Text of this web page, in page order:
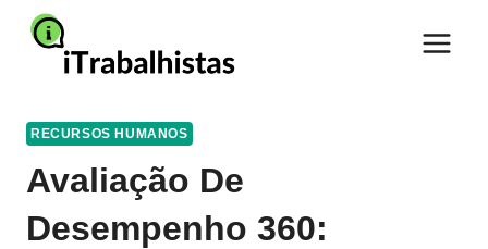
Pular
para
RECURSOS HUMANOS
Avaliação De
Desempenho 360: